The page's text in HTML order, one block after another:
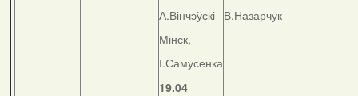
А.Вінчэўскі
Мінск,
І.Самусенка
В.Назарчук
19.04